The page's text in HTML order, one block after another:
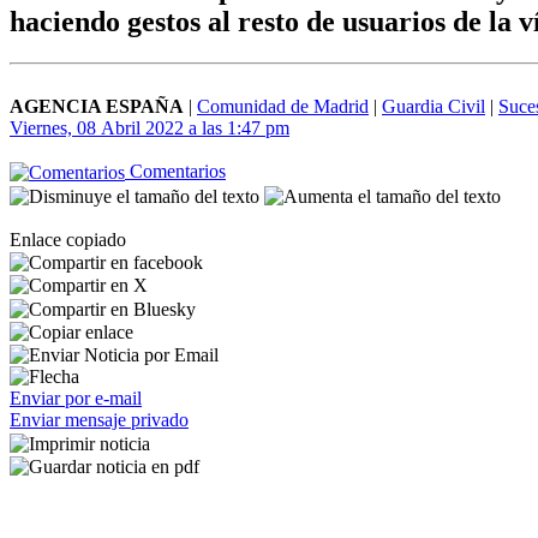
haciendo gestos al resto de usuarios de la
AGENCIA ESPAÑA | Comunidad de Madrid | Guardia Civil |
Viernes, 08 Abril 2022 a las 1:47 pm
Comentarios
Enlace copiado
Enviar por e-mail
Enviar mensaje privado